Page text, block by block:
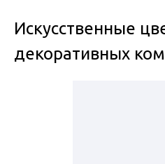
Искусственные
декоративных